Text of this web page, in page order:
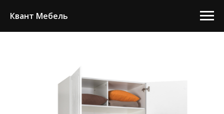
Квант Мебель